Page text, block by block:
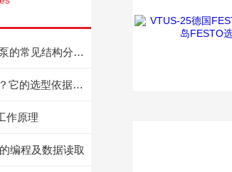
美国PARKER派克柱塞泵的常见结构分类是怎样的？
费斯托电磁阀怎么选择？它的选型依据是什么？
作原理
编程及数据读取